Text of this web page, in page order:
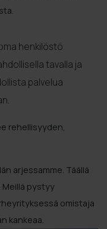
henkilöstö
tavalla ja
palvelua
rehellisyyden,
arjessamme. Täällä
pystyy
omistaja
kankeaa.